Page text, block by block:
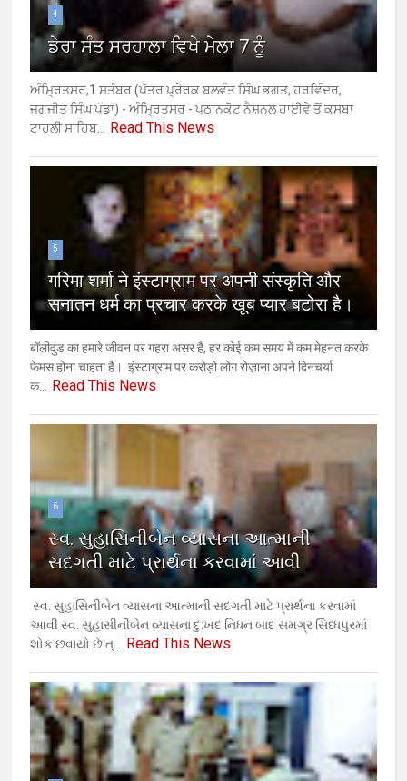
4
ਡੇਰਾ ਸੰਤ ਸਰਹਾਲਾ ਵਿਖੇ ਮੇਲਾ 7 ਨੂੰ
ਅੰਮ੍ਰਿਤਸਰ,1 ਸਤੰਬਰ (ਪੱਤਰ ਪ੍ਰੇਰਕ ਬਲਵੰਤ ਸਿੰਘ ਭਗਤ, ਹਰਵਿੰਦਰ,
ਜਗਜੀਤ ਸਿੰਘ ਪੱਡਾ) - ਅੰਮ੍ਰਿਤਸਰ - ਪਠਾਨਕੋਟ ਨੈਸ਼ਨਲ ਹਾਈਵੇ ਤੋਂ ਕਸਬਾ
ਟਾਹਲੀ ਸਾਹਿਬ...
Read This News
5
गरिमा शर्मा ने इंस्टाग्राम पर अपनी संस्कृति और
सनातन धर्म का प्रचार करके खूब प्यार बटोरा है।
बॉलीवुड का हमारे जीवन पर गहरा असर है, हर कोई कम समय में कम मेहनत करके
फेमस होना चाहता है। इंस्टाग्राम पर करोड़ो लोग रोज़ाना अपने दिनचर्या
क...
Read This News
6
સ્વ. સુહાસિનીબેન વ્યાસના આત્માની
સદગતી માટે પ્રાર્થના કરવામાં આવી
સ્વ. સુહાસિનીબેન વ્યાસના આત્માની સદગતી માટે પ્રાર્થના કરવામાં
આવી સ્વ. સુહાસીનીબેન વ્યાસના દુ:ખદ નિધન બાદ સમગ્ર સિધ્ધપુરમાં
શોક છવાયો છે ત્...
Read This News